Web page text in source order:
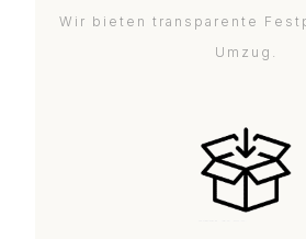
Wir bieten transparente
Umzug.